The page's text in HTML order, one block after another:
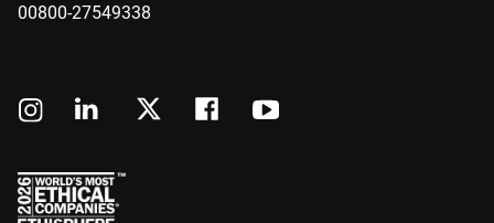
00800-27549338